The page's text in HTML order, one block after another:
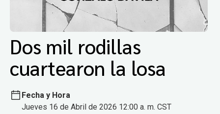
Dos mil rodillas
cuartearon la losa
Fecha y Hora
Jueves 16 de Abril de 2026 12:00 a. m. CST